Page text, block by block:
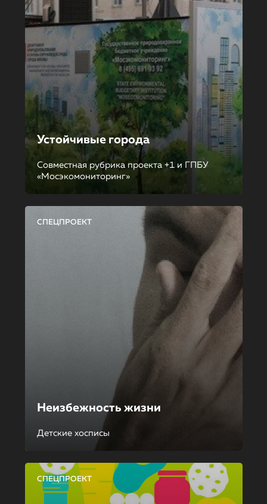
Устойчивые города
Совместная рубрика проекта +1 и ГПБУ
«Мосэкомониторинг»
СПЕЦПРОЕКТ
Неизбежность жизни
Детские хосписы
СПЕЦПРОЕКТ